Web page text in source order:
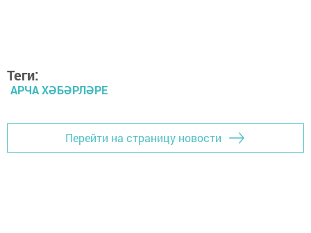
Теги:
АРЧА ХӘБӘРЛӘРЕ
Перейти на страницу новости